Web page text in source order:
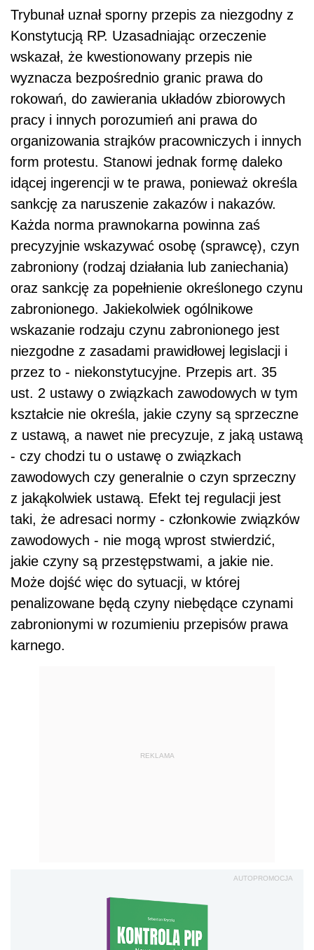
Trybunał uznał sporny przepis za niezgodny z
Konstytucją RP. Uzasadniając orzeczenie
wskazał, że kwestionowany przepis nie
wyznacza bezpośrednio granic prawa do
rokowań, do zawierania układów zbiorowych
pracy i innych porozumień ani prawa do
organizowania strajków pracowniczych i innych
form protestu. Stanowi jednak formę daleko
idącej ingerencji w te prawa, ponieważ określa
sankcję za naruszenie zakazów i nakazów.
Każda norma prawnokarna powinna zaś
precyzyjnie wskazywać osobę (sprawcę), czyn
zabroniony (rodzaj działania lub zaniechania)
oraz sankcję za popełnienie określonego czynu
zabronionego. Jakiekolwiek ogólnikowe
wskazanie rodzaju czynu zabronionego jest
niezgodne z zasadami prawidłowej legislacji i
przez to - niekonstytucyjne. Przepis art. 35
ust. 2 ustawy o związkach zawodowych w tym
kształcie nie określa, jakie czyny są sprzeczne
z ustawą, a nawet nie precyzuje, z jaką ustawą
- czy chodzi tu o ustawę o związkach
zawodowych czy generalnie o czyn sprzeczny
z jakąkolwiek ustawą. Efekt tej regulacji jest
taki, że adresaci normy - członkowie związków
zawodowych - nie mogą wprost stwierdzić,
jakie czyny są przestępstwami, a jakie nie.
Może dojść więc do sytuacji, w której
penalizowane będą czyny niebędące czynami
zabronionymi w rozumieniu przepisów prawa
karnego.
REKLAMA
AUTOPROMOCJA